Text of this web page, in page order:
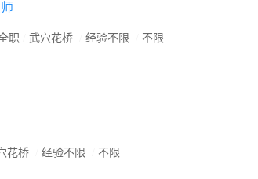
职 武穴花桥 经验不限 不限
花桥 经验不限 不限